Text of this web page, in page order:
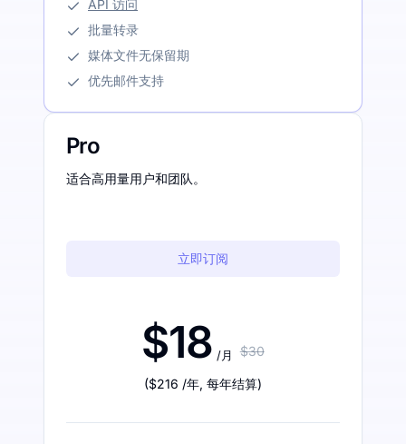
API 访问
批量转录
媒体文件无保留期
优先邮件支持
Pro
适合高用量用户和团队。
立即订阅
$18 /月 $30
($216 /年, 每年结算)